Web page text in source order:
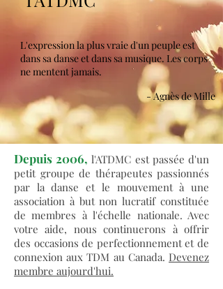
L'expression la plus vraie d'un peuple est
dans sa danse et dans sa musique. Les corps
ne mentent jamais.
- Agnès de Mille
Depuis 2006,l'ATDMC est passée d'un
petit groupe de thérapeutes passionnés
par la danse et le mouvement à une
association à but non lucratif constituée
de membres à l'échelle nationale. Avec
votre aide, nous continuerons à offrir
des occasions de perfectionnement et de
connexion aux TDM au Canada. Devenez
membre aujourd'hui.